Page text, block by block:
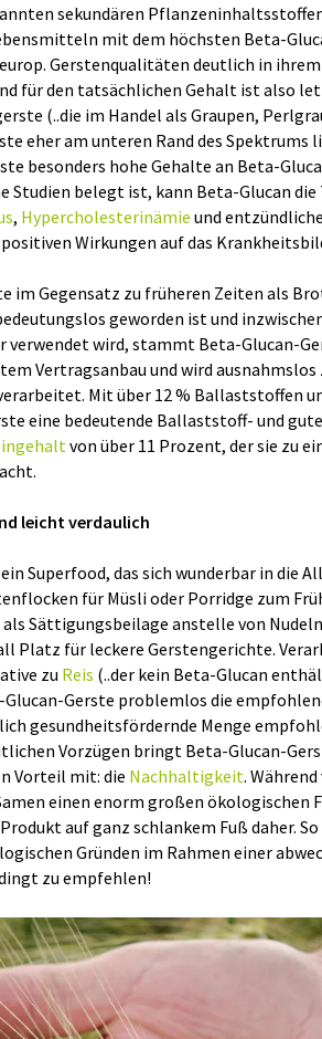
sekundären
mit dem höchsten Beta-
Gerstenqualitäten deutlich in
für den tatsächlichen Gehalt ist also
(..die im Handel als Graupen,
eher am unteren Rand des Spektrums
besonders hohe Gehalte an Beta-
Studien belegt ist, kann Beta-Glucan die
, Hypercholesterinämie und
Wirkungen auf das
im Gegensatz zu früheren Zeiten als
geworden ist und
wird, stammt Beta-Glucan-
Vertragsanbau und wird
Mit über 12 % Ballaststoffen
eine bedeutende Ballaststoff- und
von über 11 Prozent, der sie zu
leicht verdaulich
Superfood, das sich wunderbar in die
für Müsli oder Porridge zum
Sättigungsbeilage anstelle von
Platz für leckere Gerstengerichte.
zu Reis (..der kein Beta-Glucan
Gerste problemlos die
gesundheitsfördernde Menge
Vorzügen bringt Beta-Glucan-
Vorteil mit: die Nachhaltigkeit.
einen enorm großen ökologischen
auf ganz schlankem Fuß daher.
Gründen im Rahmen einer
zu empfehlen!